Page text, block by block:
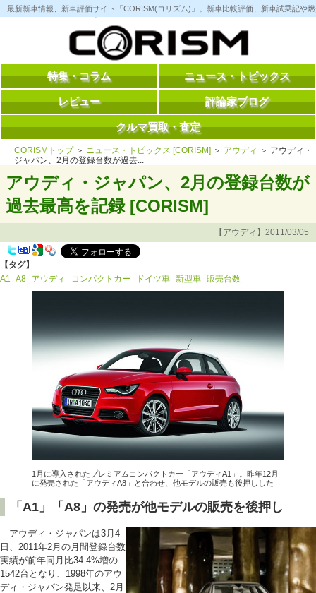
コ
ン
へ
最新新車情報、新車評価サイト「CORISM(コリズム)」。新車比較評価、新車試乗記や
特集・コラム ニュース・トピックス
レビュー 評論家ブログ
クルマ買取・査定
CORISMトップ＞ ニュース・トピックス [CORISM] ＞ アウディ ＞ アウディ・
ジャパン、2月の登録台数が過去...
アウディ・ジャパン、2月の登録台数が
過去最高を記録 [CORISM]
【アウディ】2011/03/05
【タグ】
A1 A8 アウディ コンパクトカー ドイツ車 新型車 販売台数
1月に導入されたプレミアムコンパクトカー「アウディA1」。昨年12月
に発売された「アウディA8」と合わせ、他モデルの販売も後押しした
「A1」「A8」の発売が他モデルの販売を後押し
アウディ・ジャパンは3月4
日、2011年2月の月間登録台数
実績が前年同月比34.4%増の
1542台となり、1998年のアウ
ディ・ジャパン発足以来、2月